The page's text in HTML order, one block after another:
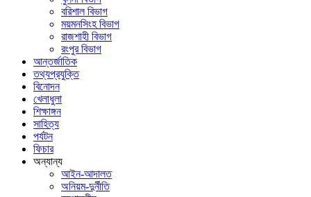
বরিশাল বিভাগ
ময়মনসিংহ বিভাগ
রাজশাহী বিভাগ
রংপুর বিভাগ
আন্তর্জাতিক
তথ্যপ্রযুক্তি
বিনোদন
খেলাধুলা
শিক্ষাঙ্গন
সাহিত্য
পর্যটন
ফিচার
অন্যান্য
আইন-আদালত
অনিয়ম-দুর্নীতি